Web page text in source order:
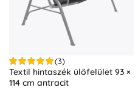
(3)
Textil hintaszék ülőfelület 93 ×
114 cm antracit